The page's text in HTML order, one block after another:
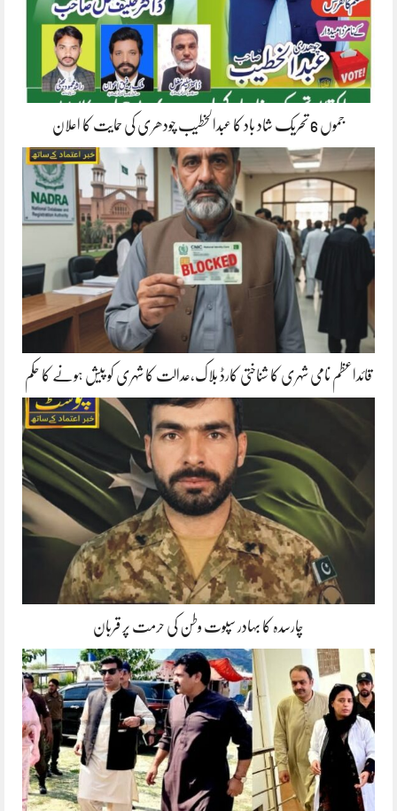
جموں 6 تحریک شاد باد کا عبدالخطیب چودھری کی حمایت کا اعلان
قائداعظم نامی شہری کا شناختی کارڈ بلاک،عدالت کا شہری کو پیش ہونے کا حکم
چارسدہ کا بہادر سپوت وطن کی حرمت پر قربان